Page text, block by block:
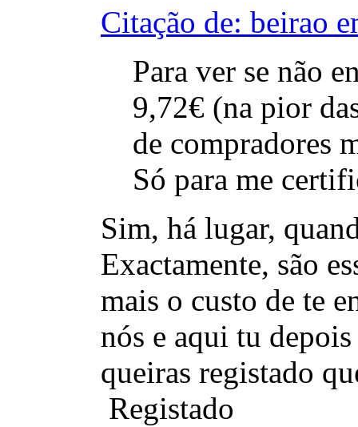
Citação de: beirao
Para ver se não
9,72€ (na pior
de compradores
Só para me
Sim, há lugar,
Exactamente, são
mais o custo de te
nós e aqui tu
queiras registado
Registado